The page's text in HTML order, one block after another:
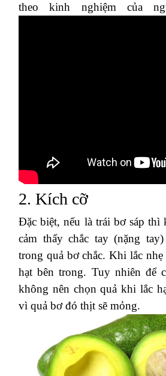
theo kinh nghiệm của
2. Kích cỡ
Đặc biệt, nếu là trái bơ sáp thì
cảm thấy chắc tay (nặng
trong quả bơ chắc. Khi lắc
hạt bên trong. Tuy nhiên để
không nên chọn quả khi lắc
vì quả bơ đó thịt sẽ mỏng.